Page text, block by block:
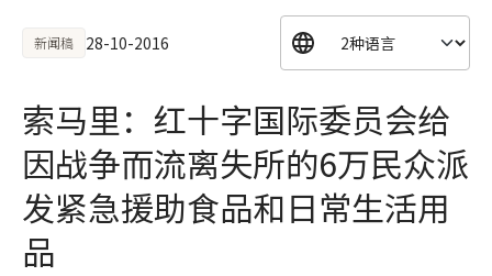
新闻稿 28-10-2016
索马里：红十字国际委员会给
因战争而流离失所的6万民众派
发紧急援助食品和日常生活用
品